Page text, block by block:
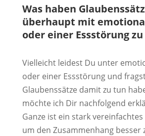
Was haben
überhaupt mit
oder einer Essstörung
Vielleicht leidest Du unter
oder einer Essstörung und
Glaubenssätze damit zu tun
möchte ich Dir nachfolgend
Ganze ist ein stark vereinfachtes
um den Zusammenhang besser